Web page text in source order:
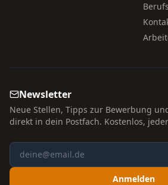
Newsletter
Neue Stellen, Tipps zur Bewerbung
direkt in dein Postfach. Kostenlos,
Anmelden